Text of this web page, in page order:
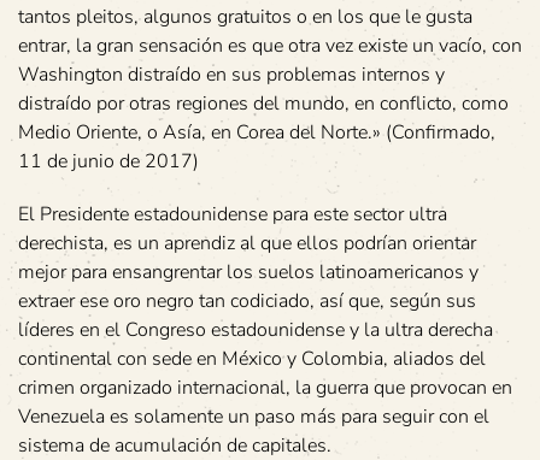
tantos pleitos, algunos gratuitos o en los que le gusta
entrar, la gran sensación es que otra vez existe un vacío, con
Washington distraído en sus problemas internos y
distraído por otras regiones del mundo, en conflicto, como
Medio Oriente, o Asía, en Corea del Norte.» (Confirmado,
11 de junio de 2017)
El Presidente estadounidense para este sector ultra
derechista, es un aprendiz al que ellos podrían orientar
mejor para ensangrentar los suelos latinoamericanos y
extraer ese oro negro tan codiciado, así que, según sus
líderes en el Congreso estadounidense y la ultra derecha
continental con sede en México y Colombia, aliados del
crimen organizado internacional, la guerra que provocan en
Venezuela es solamente un paso más para seguir con el
sistema de acumulación de capitales.